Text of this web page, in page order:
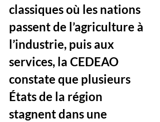
classiques où les nations
passent de l’agriculture à
l’industrie, puis aux
services, la CEDEAO
constate que plusieurs
États de la région
stagnent dans une